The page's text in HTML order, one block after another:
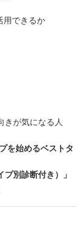
用できるか
きが気になる人
を始めるベストタ
プ別診断付き）」